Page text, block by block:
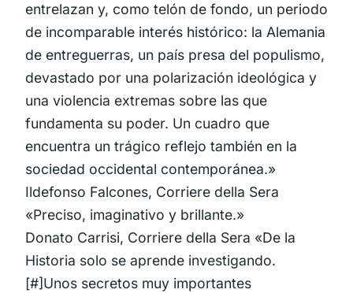
entrelazan y, como telón de fondo, un periodo
de incomparable interés histórico: la Alemania
de entreguerras, un país presa del populismo,
devastado por una polarización ideológica y
una violencia extremas sobre las que
fundamenta su poder. Un cuadro que
encuentra un trágico reflejo también en la
sociedad occidental contemporánea.»
Ildefonso Falcones, Corriere della Sera
«Preciso, imaginativo y brillante.»
Donato Carrisi, Corriere della Sera «De la
Historia solo se aprende investigando.
[#]Unos secretos muy importantes